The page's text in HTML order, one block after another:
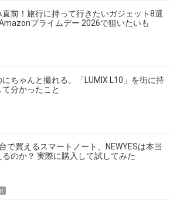
直前！旅行に持って行きたいガジェット8選
プライムデー 2026で狙いたいも
にちゃんと撮れる。「LUMIX L10」を街に持
て分かったこと
で買えるスマートノート、NEWYESは本当
るのか？ 実際に購入して試してみた